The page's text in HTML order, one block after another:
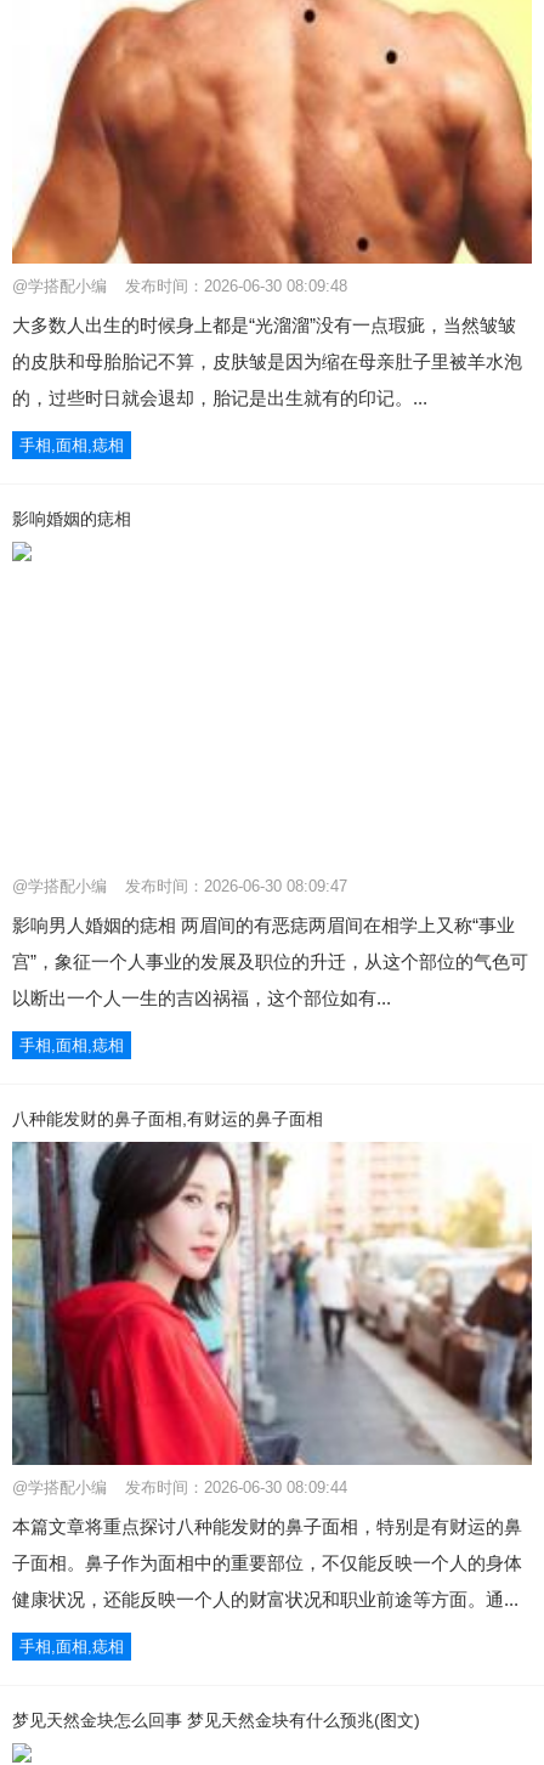
@学搭配小编 发布时间：2026-06-30 08:09:48
大多数人出生的时候身上都是“光溜溜”没有一点瑕疵，当然皱皱
的皮肤和母胎胎记不算，皮肤皱是因为缩在母亲肚子里被羊水泡
的，过些时日就会退却，胎记是出生就有的印记。...
手相,面相,痣相
影响婚姻的痣相
@学搭配小编 发布时间：2026-06-30 08:09:47
影响男人婚姻的痣相 两眉间的有恶痣两眉间在相学上又称“事业
宫”，象征一个人事业的发展及职位的升迁，从这个部位的气色可
以断出一个人一生的吉凶祸福，这个部位如有...
手相,面相,痣相
八种能发财的鼻子面相,有财运的鼻子面相
@学搭配小编 发布时间：2026-06-30 08:09:44
本篇文章将重点探讨八种能发财的鼻子面相，特别是有财运的鼻
子面相。鼻子作为面相中的重要部位，不仅能反映一个人的身体
健康状况，还能反映一个人的财富状况和职业前途等方面。通...
手相,面相,痣相
梦见天然金块怎么回事 梦见天然金块有什么预兆(图文)